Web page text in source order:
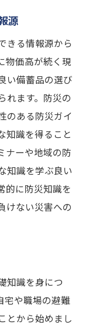
ション方法
全基準
実践法
方法
ステップ
源
きる情報源から
物価高が続く現
い備蓄品の選び
れます。防災の
のある防災ガイ
知識を得ること
ナーや地域の防
知識を学ぶ良い
的に防災知識を
けない災害への
知識を身につ
宅や職場の避難
とから始めまし